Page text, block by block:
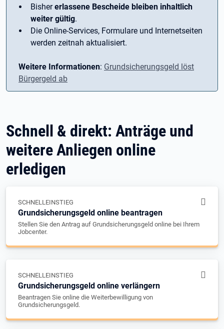
Bishererlassene Bescheide bleiben inhaltlich
weiter gültig.
Die Online-Services, Formulare und Internetseiten
werden zeitnah aktualisiert.
Weitere Informationen: Grundsicherungsgeld löst
Bürgergeld ab
Schnell & direkt: Anträge und
weitere Anliegen online
erledigen
SCHNELLEINSTIEG
Grundsicherungsgeld online beantragen
Stellen Sie den Antrag auf Grundsicherungsgeld online bei Ihrem
Jobcenter.
SCHNELLEINSTIEG
Grundsicherungsgeld online verlängern
Beantragen Sie online die Weiterbewilligung von
Grundsicherungsgeld.